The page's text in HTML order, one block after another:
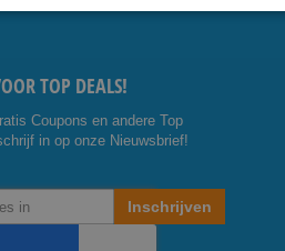
ok
TOP DEALS!
Coupons en andere Top
in op onze Nieuwsbrief!
Inschrijven